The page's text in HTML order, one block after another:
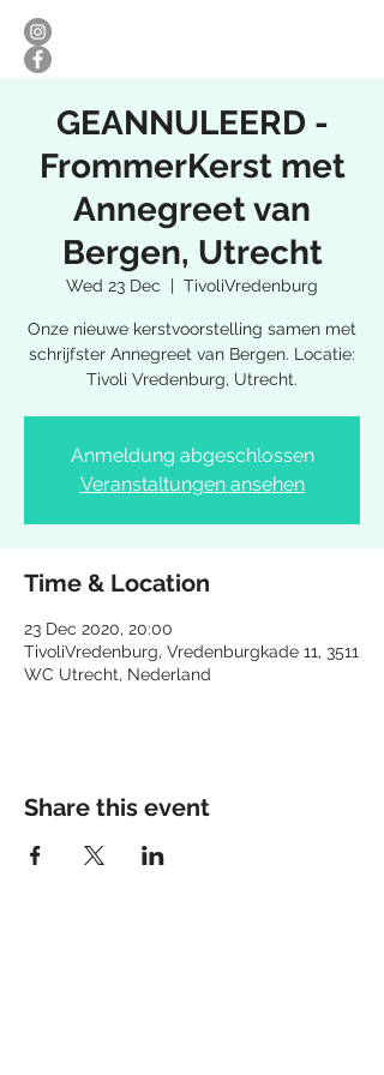
GEANNULEERD -
FrommerKerst met
Annegreet van
Bergen, Utrecht
Wed 23 Dec
  |
TivoliVredenburg
Onze nieuwe kerstvoorstelling samen met
schrijfster Annegreet van Bergen. Locatie:
Tivoli Vredenburg, Utrecht.
Anmeldung abgeschlossen
Veranstaltungen ansehen
Time & Location
23 Dec 2020, 20:00
TivoliVredenburg, Vredenburgkade 11, 3511
WC Utrecht, Nederland
Share this event